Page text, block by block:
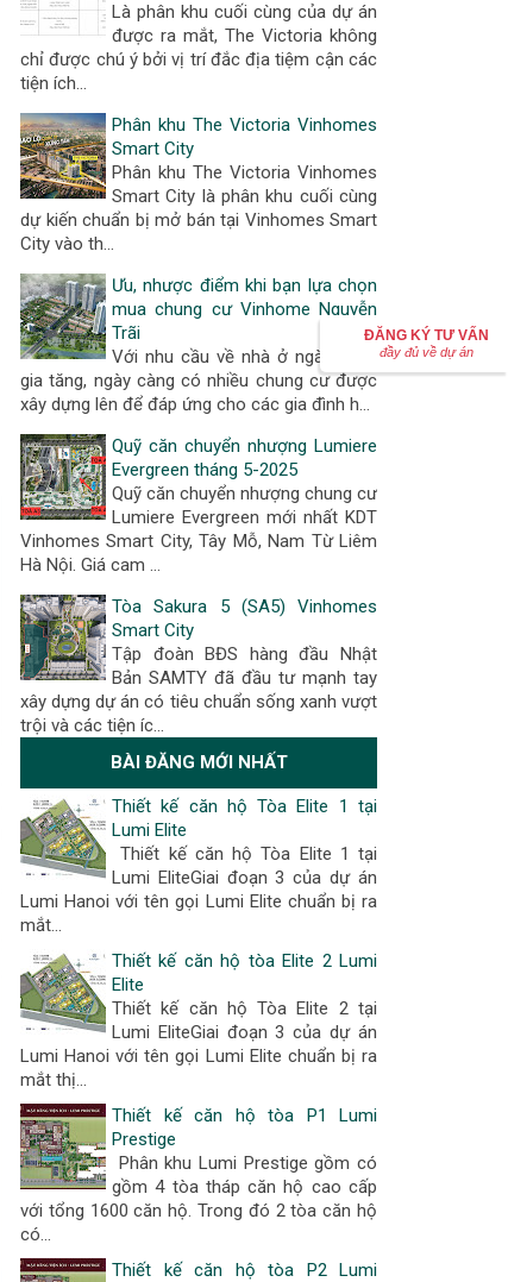
Là phân khu cuối cùng của dự án
được ra mắt, The Victoria không
chỉ được chú ý bởi vị trí đắc địa tiệm cận các
tiện ích…
Phân khu The Victoria Vinhomes
Smart City
Phân khu The Victoria Vinhomes
Smart City là phân khu cuối cùng
dự kiến chuẩn bị mở bán tại Vinhomes Smart
City vào th…
Ưu, nhược điểm khi bạn lựa chọn
mua chung cư Vinhome Nguyễn
Trãi
Với nhu cầu về nhà ở ngày càng
gia tăng, ngày càng có nhiều chung cư được
xây dựng lên để đáp ứng cho các gia đình h…
Quỹ căn chuyển nhượng Lumiere
Evergreen tháng 5-2025
Quỹ căn chuyển nhượng chung cư
Lumiere Evergreen mới nhất KDT
Vinhomes Smart City, Tây Mỗ, Nam Từ Liêm
Hà Nội. Giá cam …
Tòa Sakura 5 (SA5) Vinhomes
Smart City
Tập đoàn BĐS hàng đầu Nhật
Bản SAMTY đã đầu tư mạnh tay
xây dựng dự án có tiêu chuẩn sống xanh vượt
trội và các tiện íc…
BÀI ĐĂNG MỚI NHẤT
Thiết kế căn hộ Tòa Elite 1 tại
Lumi Elite
Thiết kế căn hộ Tòa Elite 1 tại
Lumi EliteGiai đoạn 3 của dự án
Lumi Hanoi với tên gọi Lumi Elite chuẩn bị ra
mắt...
Thiết kế căn hộ tòa Elite 2 Lumi
Elite
Thiết kế căn hộ Tòa Elite 2 tại
Lumi EliteGiai đoạn 3 của dự án
Lumi Hanoi với tên gọi Lumi Elite chuẩn bị ra
mắt thị...
Thiết kế căn hộ tòa P1 Lumi
Prestige
Phân khu Lumi Prestige gồm có
gồm 4 tòa tháp căn hộ cao cấp
với tổng 1600 căn hộ. Trong đó 2 tòa căn hộ
có...
Thiết kế căn hộ tòa P2 Lumi
ĐĂNG KÝ TƯ VẤN
đầy đủ về dự án